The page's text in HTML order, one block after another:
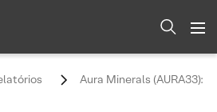
Aura Minerals (AURA33):